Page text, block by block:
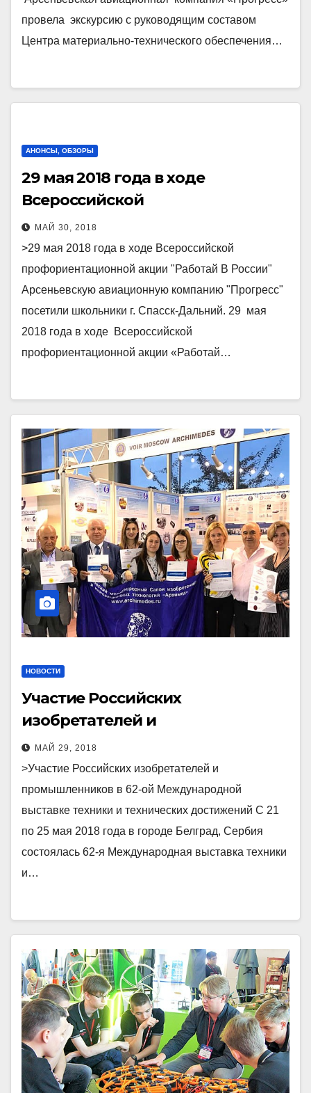
провела экскурсию с руководящим составом
Центра материально-технического обеспечения…
АНОНСЫ, ОБЗОРЫ
29 мая 2018 года в ходе
Всероссийской
профориентационной акции
«Работай В России»
Арсеньевскую авиационную
компанию «Прогресс» посетили
школьники г. Спасск-Дальний.
МАЙ 30, 2018
>29 мая 2018 года в ходе Всероссийской
профориентационной акции "Работай В России"
Арсеньевскую авиационную компанию "Прогресс"
посетили школьники г. Спасск-Дальний. 29 мая
2018 года в ходе Всероссийской
профориентационной акции «Работай…
НОВОСТИ
Участие Российских
изобретателей и
промышленников в 62-ой
Международной выставке
техники и технических
достижений
МАЙ 29, 2018
>Участие Российских изобретателей и
промышленников в 62-ой Международной
выставке техники и технических достижений С 21
по 25 мая 2018 года в городе Белград, Сербия
состоялась 62-я Международная выставка техники
и…